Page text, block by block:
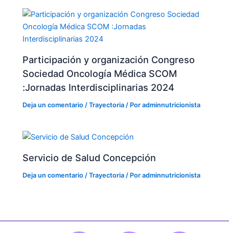
Participación y organización Congreso
Sociedad Oncología Médica SCOM
:Jornadas Interdisciplinarias 2024
Deja un comentario /Trayectoria / Poradminnutricionista
Servicio de Salud Concepción
Deja un comentario /Trayectoria / Poradminnutricionista